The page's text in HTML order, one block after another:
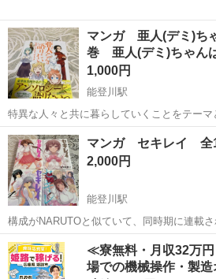
マンガ 亜人(デミ)ち
巻 亜人(デミ)ちゃ
1,000円
能登川駅
特異な人々と共に暮らしていくことをテーマ
談社版のアンソロジーコミックを購入した
がある方はご購入をよろしくお願いします。
滋賀 東近江市 能登川駅 マンガ
亜人
マンガ セキレイ 全
2,000円
能登川駅
構成がNARUTOと似ていて、同時期に連載さ
けた漫画作品です。 物語としてしっかりし
年にガッシュに真似された作品です。 特に植
キレイという女...
滋賀 東近江市 能登川駅 マンガ
19巻
≪寮無料・月収32万
場での機械操作・製